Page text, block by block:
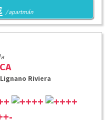
/ apartmán
Riviera